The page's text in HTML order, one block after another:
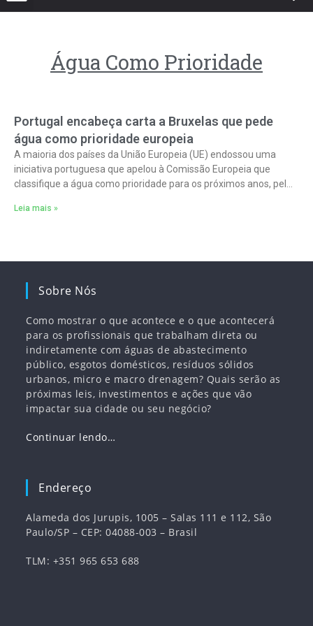
Água Como Prioridade
Portugal encabeça carta a Bruxelas que pede
água como prioridade europeia
A maioria dos países da União Europeia (UE) endossou uma
iniciativa portuguesa que apelou à Comissão Europeia que
classifique a água como prioridade para os próximos anos, pela
Leia mais »
Sobre Nós
Como mostrar o que acontece e o que acontecerá
para os profissionais que trabalham direta ou
indiretamente com águas de abastecimento
público, esgotos domésticos, resíduos sólidos
urbanos, micro e macro drenagem? Quais serão as
próximas leis, investimentos e ações que vão
impactar sua cidade ou seu negócio?
Continuar lendo…
Endereço
Alameda dos Jurupis, 1005 – Salas 111 e 112, São
Paulo/SP – CEP: 04088-003 – Brasil
TLM: +351 965 653 688